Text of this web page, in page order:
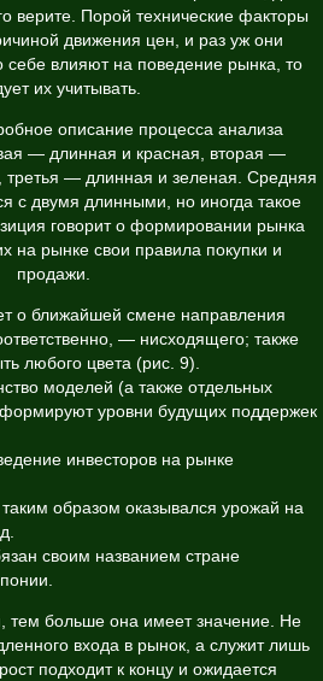
верите. Порой технические факторы
движения цен, и раз уж они
влияют на поведение рынка, то
их учитывать.
описание процесса анализа
— длинная и красная, вторая —
третья — длинная и зеленая. Средняя
с двумя длинными, но иногда такое
говорит о формировании рынка
на рынке свои правила покупки и
продажи.
о ближайшей смене направления
— нисходящего; также
любого цвета (рис. 9).
моделей (а также отдельных
уровни будущих поддержек
инвесторов на рынке
образом оказывался урожай на
своим названием стране
тем больше она имеет значение. Не
входа в рынок, а служит лишь
подходит к концу и ожидается